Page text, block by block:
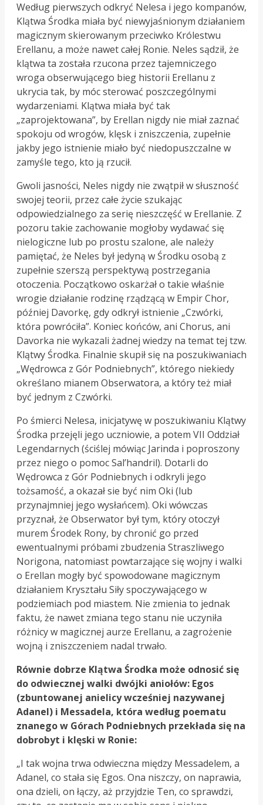
Według pierwszych odkryć Nelesa i jego kompanów,
Klątwa Środka miała być niewyjaśnionym działaniem
magicznym skierowanym przeciwko Królestwu
Erellanu, a może nawet całej Ronie. Neles sądził, że
klątwa ta została rzucona przez tajemniczego
wroga obserwującego bieg historii Erellanu z
ukrycia tak, by móc sterować poszczególnymi
wydarzeniami. Klątwa miała być tak
„zaprojektowana”, by Erellan nigdy nie miał zaznać
spokoju od wrogów, klęsk i zniszczenia, zupełnie
jakby jego istnienie miało być niedopuszczalne w
zamyśle tego, kto ją rzucił.
Gwoli jasności, Neles nigdy nie zwątpił w słuszność
swojej teorii, przez całe życie szukając
odpowiedzialnego za serię nieszczęść w Erellanie. Z
pozoru takie zachowanie mogłoby wydawać się
nielogiczne lub po prostu szalone, ale należy
pamiętać, że Neles był jedyną w Środku osobą z
zupełnie szerszą perspektywą postrzegania
otoczenia. Początkowo oskarżał o takie właśnie
wrogie działanie rodzinę rządzącą w Empir Chor,
później Davorkę, gdy odkrył istnienie „Czwórki,
która powróciła”. Koniec końców, ani Chorus, ani
Davorka nie wykazali żadnej wiedzy na temat tej tzw.
Klątwy Środka. Finalnie skupił się na poszukiwaniach
„Wędrowca z Gór Podniebnych”, którego niekiedy
określano mianem Obserwatora, a który też miał
być jednym z Czwórki.
Po śmierci Nelesa, inicjatywę w poszukiwaniu Klątwy
Środka przejęli jego uczniowie, a potem VII Oddział
Legendarnych (ściślej mówiąc Jarinda i poproszony
przez niego o pomoc Sal’handril). Dotarli do
Wędrowca z Gór Podniebnych i odkryli jego
tożsamość, a okazał sie być nim Oki (lub
przynajmniej jego wysłańcem). Oki wówczas
przyznał, że Obserwator był tym, który otoczył
murem Środek Rony, by chronić go przed
ewentualnymi próbami zbudzenia Straszliwego
Norigona, natomiast powtarzające się wojny i walki
o Erellan mogły być spowodowane magicznym
działaniem Kryształu Siły spoczywającego w
podziemiach pod miastem. Nie zmienia to jednak
faktu, że nawet zmiana tego stanu nie uczyniła
różnicy w magicznej aurze Erellanu, a zagrożenie
wojną i zniszczeniem nadal trwało.
Równie dobrze Klątwa Środka może odnosić się
do odwiecznej walki dwójki aniołów: Egos
(zbuntowanej anielicy wcześniej nazywanej
Adanel) i Messadela, która według poematu
znanego w Górach Podniebnych przekłada się na
dobrobyt i klęski w Ronie:
„I tak wojna trwa odwieczna między Messadelem, a
Adanel, co stała się Egos. Ona niszczy, on naprawia,
ona dzieli, on łączy, aż przyjdzie Ten, co sprawdzi,